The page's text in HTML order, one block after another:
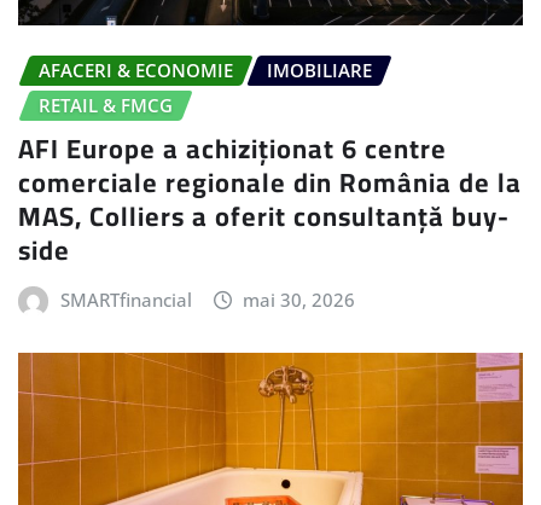
AFACERI & ECONOMIE
IMOBILIARE
RETAIL & FMCG
AFI Europe a achiziționat 6 centre
comerciale regionale din România de la
MAS, Colliers a oferit consultanță buy-
side
SMARTfinancial mai 30, 2026